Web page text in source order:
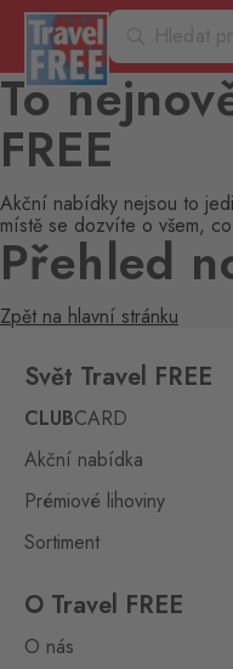
To
FREE
Akční nabídky nejsou to
místě se dozvíte o všem,
Přehled
Zpět na hlavní stránku
Svět Travel FREE
CLUBCARD
Akční nabídka
Prémiové lihoviny
Sortiment
O Travel FREE
O nás